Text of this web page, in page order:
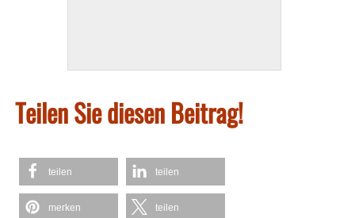
Teilen Sie diesen Beitrag!
teilen teilen
merken teilen